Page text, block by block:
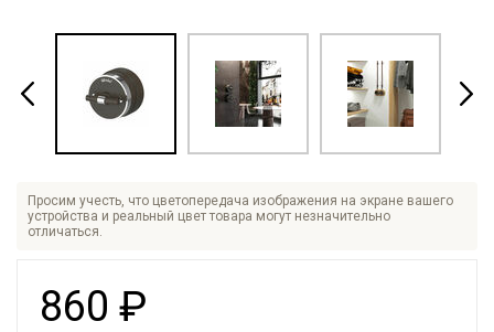
Просим учесть, что цветопередача изображения на экране вашего
устройства и реальный цвет товара могут незначительно
отличаться.
860 ₽